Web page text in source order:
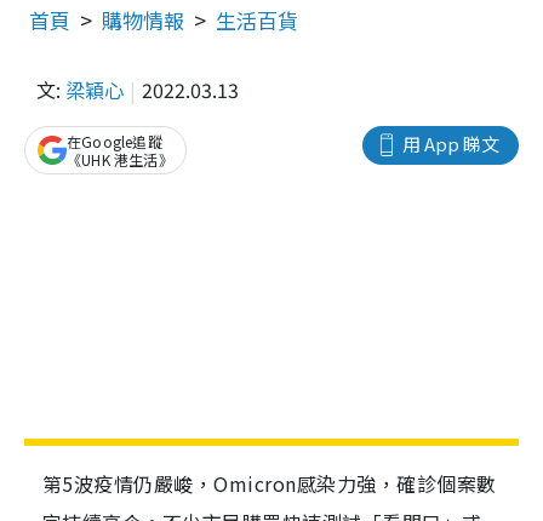
首頁 購物情報 生活百貨
文: 梁穎心 2022.03.13
用 App 睇文
在Google追蹤
《UHK 港生活》
第5波疫情仍嚴峻，Omicron感染力強，確診個案數